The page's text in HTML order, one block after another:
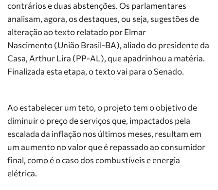
contrários e duas abstenções. Os parlamentares
analisam, agora, os destaques, ou seja, sugestões de
alteração ao texto relatado por Elmar
Nascimento (União Brasil-BA), aliado do presidente da
Casa, Arthur Lira (PP-AL), que apadrinhou a matéria.
Finalizada esta etapa, o texto vai para o Senado.
Ao estabelecer um teto, o projeto tem o objetivo de
diminuir o preço de serviços que, impactados pela
escalada da inflação nos últimos meses, resultam em
um aumento no valor que é repassado ao consumidor
final, como é o caso dos combustíveis e energia
elétrica.